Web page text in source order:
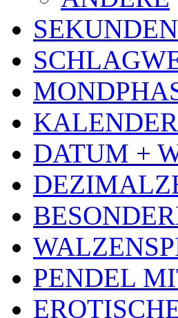
KALENDER
DATUM +
PENDEL